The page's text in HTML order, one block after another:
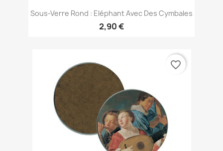
Sous-Verre Rond : Eléphant Avec Des Cymbales
2,90 €
favorite_border